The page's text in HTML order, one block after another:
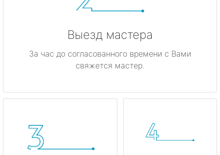
Выезд мастера
За час до согласованного времени с Вами
свяжется мастер.